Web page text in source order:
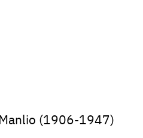
(1906-1947)